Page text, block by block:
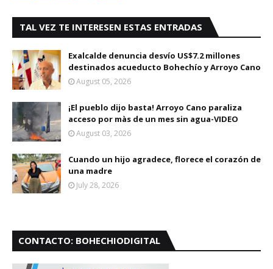
TAL VEZ TE INTERESEN ESTAS ENTRADAS
Exalcalde denuncia desvío US$7.2 millones
destinados acueducto Bohechío y Arroyo Cano
August 05, 2026
¡El pueblo dijo basta! Arroyo Cano paraliza
acceso por màs de un mes sin agua-VIDEO
August 03, 2026
Cuando un hijo agradece, florece el corazón de
una madre
July 28, 2026
CONTACTO: BOHECHIODIGITAL